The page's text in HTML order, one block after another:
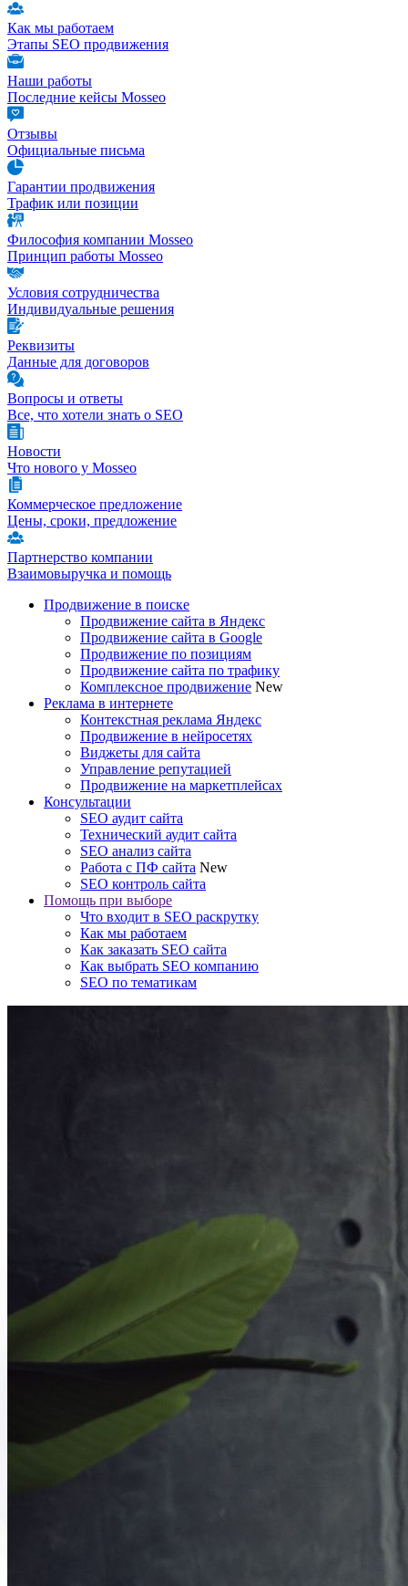
Как мы работаем
Этапы SEO продвижения
Наши работы
Последние кейсы Mosseo
Отзывы
Официальные письма
Гарантии продвижения
Трафик или позиции
Философия компании Mosseo
Принцип работы Mosseo
Условия сотрудничества
Индивидуальные решения
Реквизиты
Данные для договоров
Вопросы и ответы
Все, что хотели знать о SEO
Новости
Что нового у Mosseo
Коммерческое предложение
Цены, сроки, предложение
Партнерство компании
Взаимовыручка и помощь
Продвижение в поиске
Продвижение сайта в Яндекс
Продвижение сайта в Google
Продвижение по позициям
Продвижение сайта по трафику
Комплексное продвижение New
Реклама в интернете
Контекстная реклама Яндекс
Продвижение в нейросетях
Виджеты для сайта
Управление репутацией
Продвижение на маркетплейсах
Консультации
SEO аудит сайта
Технический аудит сайта
SEO анализ сайта
Работа с ПФ сайта New
SEO контроль сайта
Помощь при выборе
Что входит в SEO раскрутку
Как мы работаем
Как заказать SEO сайта
Как выбрать SEO компанию
SEO по тематикам